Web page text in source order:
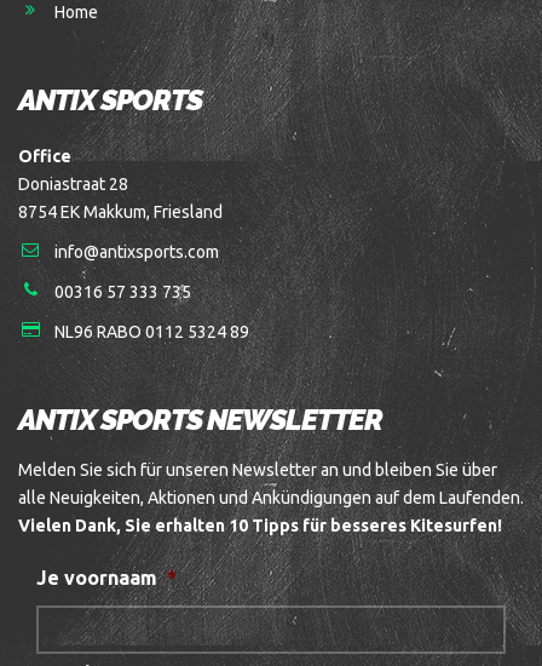
Home
ANTIX SPORTS
Office
Doniastraat 28
8754 EK Makkum, Friesland
info@antixsports.com
00316 57 333 735
NL96 RABO 0112 5324 89
ANTIX SPORTS NEWSLETTER
Melden Sie sich für unseren Newsletter an und bleiben Sie über
alle Neuigkeiten, Aktionen und Ankündigungen auf dem Laufenden.
Vielen Dank, Sie erhalten 10 Tipps für besseres Kitesurfen!
Je voornaam *